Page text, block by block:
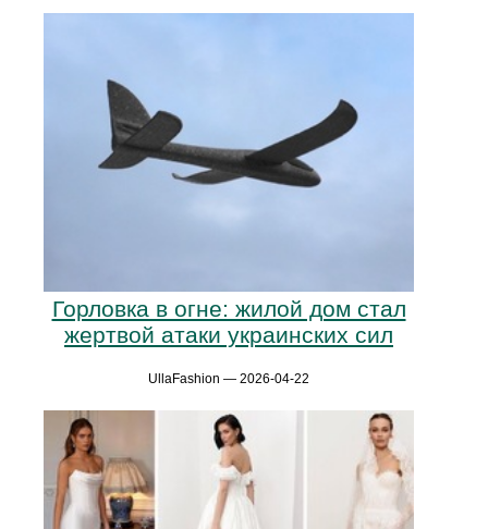
Горловка в огне: жилой дом стал
жертвой атаки украинских сил
UllaFashion — 2026-04-22